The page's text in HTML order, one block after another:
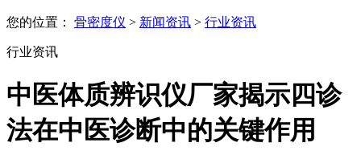
您的位置： 骨密度仪 > 新闻资讯 > 行业资讯
行业资讯
中医体质辨识仪厂家揭示四诊
法在中医诊断中的关键作用